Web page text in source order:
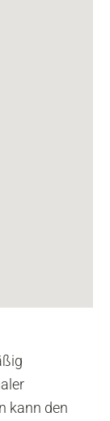
kann den